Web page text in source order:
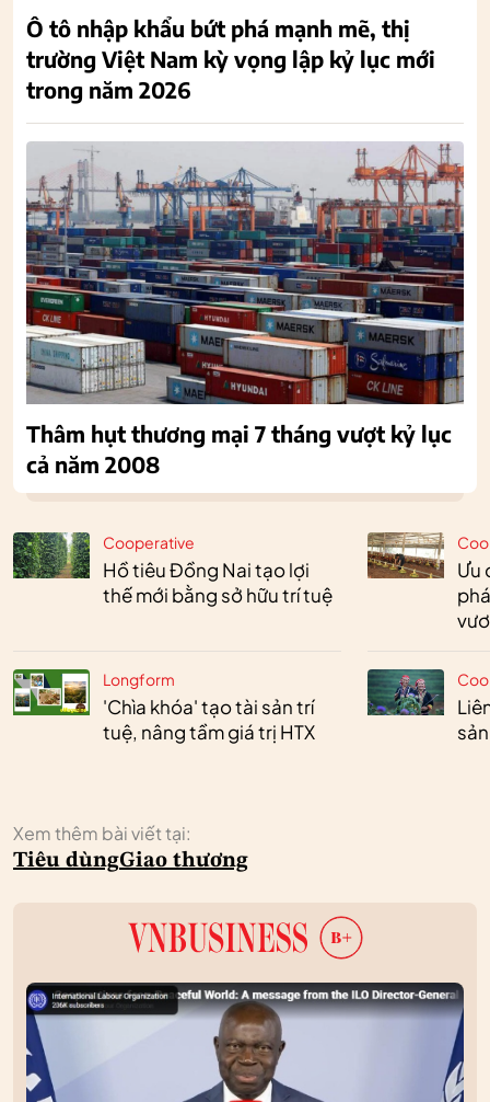
Cooperative
Hồ tiêu Đồng Nai tạo lợi
thế mới bằng sở hữu trí tuệ
Longform
'Chìa khóa' tạo tài sản trí
tuệ, nâng tầm giá trị HTX
Ưu
Xem thêm bài viết tại:
Tiêu dùngGiao thương
Ô tô nhập khẩu bứt phá mạnh mẽ, thị
trường Việt Nam kỳ vọng lập kỷ lục mới
trong năm 2026
Thâm hụt thương mại 7 tháng vượt kỷ lục
cả năm 2008